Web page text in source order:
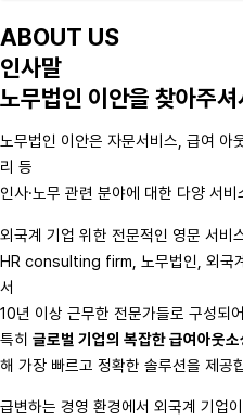
ABOUT US
인사말
노무법인 이안을 찾아주
노무법인 이안은 자문서비스, 급여 아
리 등
인사·노무 관련 분야에 대한 다양 서
외국계 기업 위한 전문적인 영문 서비
HR consulting firm, 노무법인, 외국
서
10년 이상 근무한 전문가들로 구성되
특히 글로벌 기업의 복잡한 급여아웃
해 가장 빠르고 정확한 솔루션을 제공
급변하는 경영 환경에서 외국계 기업